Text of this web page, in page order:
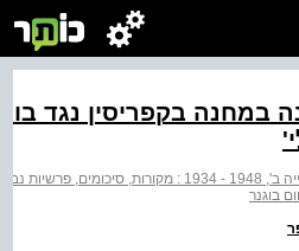
במחנה בקפריסין נגד
סיכומים, פרשיות נבחרות וחומר עזר